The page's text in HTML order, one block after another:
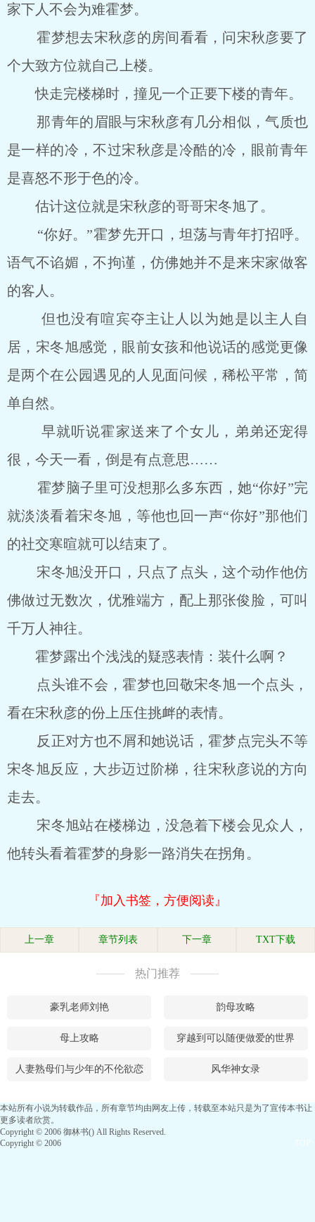
家下人不会为难霍梦。
霍梦想去宋秋彦的房间看看，问宋秋彦要了
个大致方位就自己上楼。
快走完楼梯时，撞见一个正要下楼的青年。
那青年的眉眼与宋秋彦有几分相似，气质也
是一样的冷，不过宋秋彦是冷酷的冷，眼前青年
是喜怒不形于色的冷。
估计这位就是宋秋彦的哥哥宋冬旭了。
“你好。”霍梦先开口，坦荡与青年打招呼。
语气不谄媚，不拘谨，仿佛她并不是来宋家做客
的客人。
但也没有喧宾夺主让人以为她是以主人自
居，宋冬旭感觉，眼前女孩和他说话的感觉更像
是两个在公园遇见的人见面问候，稀松平常，简
单自然。
早就听说霍家送来了个女儿，弟弟还宠得
很，今天一看，倒是有点意思……
霍梦脑子里可没想那么多东西，她“你好”完
就淡淡看着宋冬旭，等他也回一声“你好”那他们
的社交寒暄就可以结束了。
宋冬旭没开口，只点了点头，这个动作他仿
佛做过无数次，优雅端方，配上那张俊脸，可叫
千万人神往。
霍梦露出个浅浅的疑惑表情：装什么啊？
点头谁不会，霍梦也回敬宋冬旭一个点头，
看在宋秋彦的份上压住挑衅的表情。
反正对方也不屑和她说话，霍梦点完头不等
宋冬旭反应，大步迈过阶梯，往宋秋彦说的方向
走去。
宋冬旭站在楼梯边，没急着下楼会见众人，
他转头看着霍梦的身影一路消失在拐角。
『加入书签，方便阅读』
上一章 章节列表 下一章 TXT下载
热门推荐
豪乳老师刘艳 韵母攻略
母上攻略 穿越到可以随便做爱的世界
人妻熟母们与少年的不伦欲恋 风华神女录
本站所有小说为转载作品，所有章节均由网友上传，转载至本站只是为了宣传本书让
更多读者欣赏。
Copyright © 2006 御林书() All Rights Reserved.
Copyright © 2006